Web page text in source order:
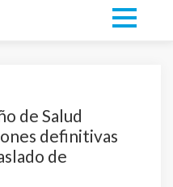
de Salud
definitivas
de